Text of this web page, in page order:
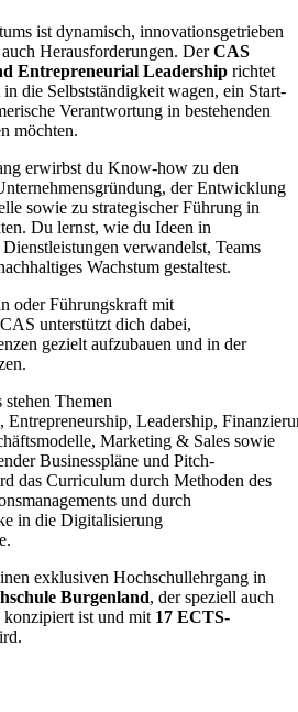
ist dynamisch, innovationsgetrieben
Herausforderungen. DerCAS
Entrepreneurial Leadership richtet
die Selbstständigkeit wagen, ein Start-
Verantwortung in bestehenden
möchten.
erwirbst du Know-how zu den
der Entwicklung
sowie zu strategischer Führung in
Du lernst, wie du Ideen in
verwandelst, Teams
Wachstum gestaltest.
oder Führungskraft mit
unterstützt dich dabei,
gezielt aufzubauen und in der
Themen
Leadership,
Marketing & Sales sowie
Businesspläne und Pitch-
das Curriculum durch Methoden des
und durch
in die Digitalisierung
exklusiven Hochschullehrgang in
Burgenland, der speziell auch
ist und mit 17 ECTS-